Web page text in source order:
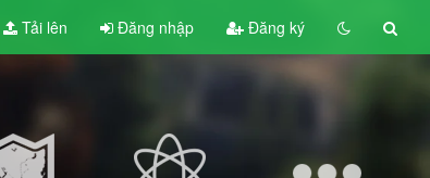
Tải lên Đăng nhập Đăng ký